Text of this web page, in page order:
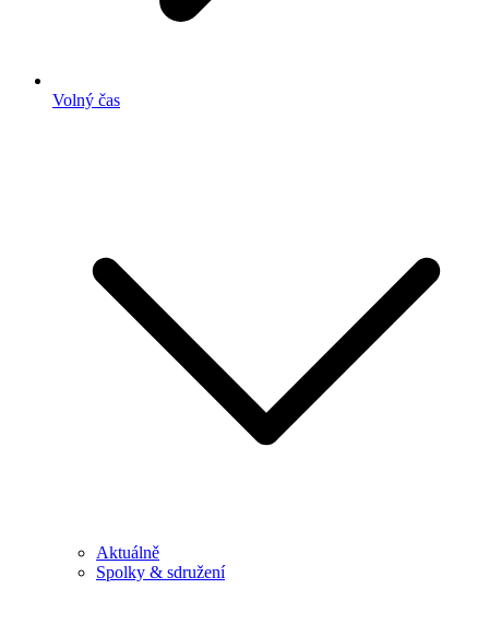
Volný čas
Aktuálně
Spolky & sdružení